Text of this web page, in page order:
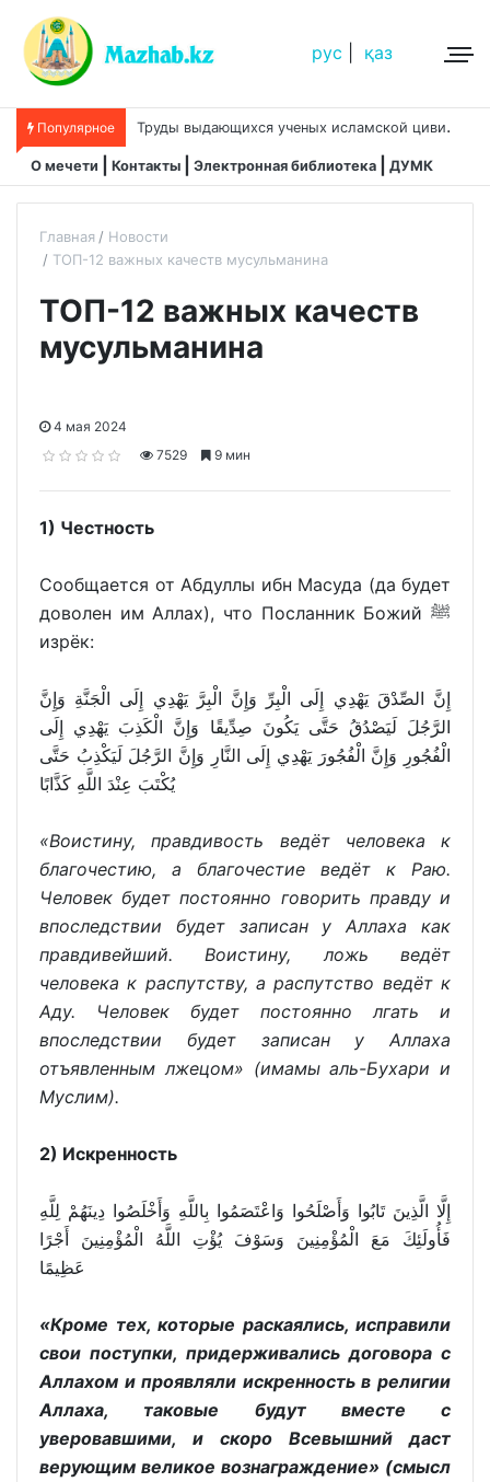
рус қаз
Популярное Труды выдающихся ученых исламской цивилизации
О мечети Контакты Электронная библиотека ДУМК
Главная
Новости
ТОП-12 важных качеств мусульманина
ТОП-12 важных качеств
мусульманина
4 мая 2024
7529
9 мин
1) Честность
Сообщается от Абдуллы ибн Масуда (да будет
доволен им Аллах), что Посланник Божий ﷺ
изрёк:
إِنَّ الصِّدْقَ يَهْدِي إِلَى الْبِرِّ وَإِنَّ الْبِرَّ يَهْدِي إِلَى الْجَنَّةِ وَإِنَّ
الرَّجُلَ لَيَصْدُقُ حَتَّى يَكُونَ صِدِّيقًا وَإِنَّ الْكَذِبَ يَهْدِي إِلَى
الْفُجُورِ وَإِنَّ الْفُجُورَ يَهْدِي إِلَى النَّارِ وَإِنَّ الرَّجُلَ لَيَكْذِبُ حَتَّى
يُكْتَبَ عِنْدَ اللَّهِ كَذَّابًا
«Воистину, правдивость ведёт человека к
благочестию, а благочестие ведёт к Раю.
Человек будет постоянно говорить правду и
впоследствии будет записан у Аллаха как
правдивейший. Воистину, ложь ведёт
человека к распутству, а распутство ведёт к
Аду. Человек будет постоянно лгать и
впоследствии будет записан у Аллаха
отъявленным лжецом» (имамы аль-Бухари и
Муслим).
2) Искренность
إِلَّا الَّذِينَ تَابُوا وَأَصْلَحُوا وَاعْتَصَمُوا بِاللَّهِ وَأَخْلَصُوا دِينَهُمْ لِلَّهِ
فَأُولَئِكَ مَعَ الْمُؤْمِنِينَ وَسَوْفَ يُؤْتِ اللَّهُ الْمُؤْمِنِينَ أَجْرًا
عَظِيمًا
«Кроме тех, которые раскаялись, исправили
свои поступки, придерживались договора с
Аллахом и проявляли искренность в религии
Аллаха, таковые будут вместе с
уверовавшими, и скоро Всевышний даст
верующим великое вознаграждение» (смысл